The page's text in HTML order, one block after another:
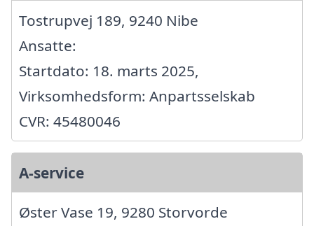
Tostrupvej 189, 9240 Nibe
Ansatte:
Startdato: 18. marts 2025,
Virksomhedsform: Anpartsselskab
CVR: 45480046
A-service
Øster Vase 19, 9280 Storvorde